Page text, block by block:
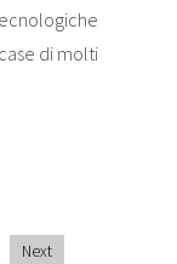
di molti
Next